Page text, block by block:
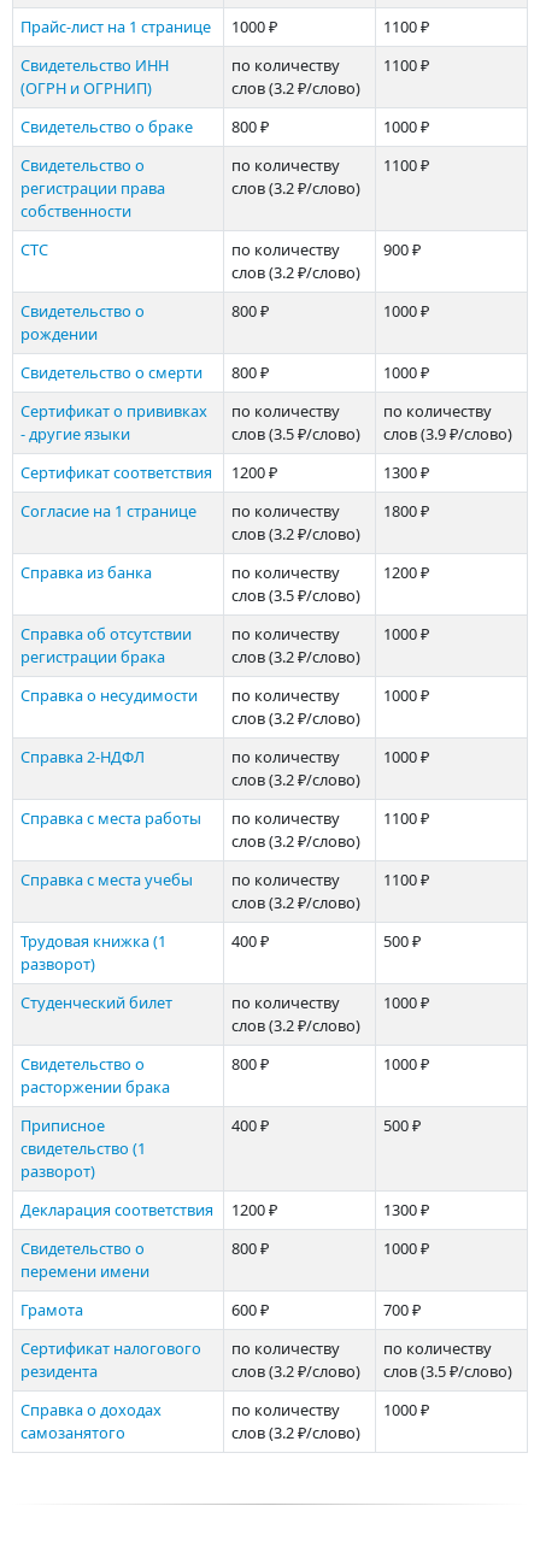
Прайс-лист на 1 странице 1000 ₽
1100 ₽
Свидетельство ИНН
(ОГРН и ОГРНИП)
по количеству
слов(3.2 ₽/слово)
1100 ₽
Свиде­тельство о браке 800 ₽
1000 ₽
Свиде­тельство о
регистрации права
собственности
по количеству
слов(3.2 ₽/слово)
1100 ₽
СТС
по количеству
слов(3.2 ₽/слово)
900 ₽
Свиде­тельство о
рождении
800 ₽ 1000 ₽
Свиде­тельство о смерти 800 ₽
1000 ₽
Сертификат о прививках
- другие языки
по количеству
слов(3.5 ₽/слово)
по количеству
слов(3.9 ₽/слово)
Сертификат соответствия
1200 ₽
1300 ₽
Согласие на 1 странице
по количеству
слов(3.2 ₽/слово)
1800 ₽
Справка из банка
по количеству
слов(3.5 ₽/слово)
1200 ₽
Справка об отсутствии
регистрации брака
по количеству
слов(3.2 ₽/слово)
1000 ₽
Справка о несудимости
по количеству
слов(3.2 ₽/слово)
1000 ₽
Справка 2-НДФЛ
по количеству
слов(3.2 ₽/слово)
1000 ₽
Справка с места работы
по количеству
слов(3.2 ₽/слово)
1100 ₽
Справка с места учебы
по количеству
слов(3.2 ₽/слово)
1100 ₽
Трудовая книжка (1
разворот)
400 ₽ 500 ₽
Студенческий билет
по количеству
слов(3.2 ₽/слово)
1000 ₽
Свиде­тельство о
расторжении брака
800 ₽ 1000 ₽
Приписное
свидетельство (1
разворот)
400 ₽ 500 ₽
Декларация соответствия 1200 ₽
1300 ₽
Свидетельство о
перемени имени
800 ₽ 1000 ₽
Грамота 600 ₽
700 ₽
Сертификат налогового
резидента
по количеству
слов(3.2 ₽/слово)
по количеству
слов(3.5 ₽/слово)
Справка о доходах
самозанятого
по количеству
слов(3.2 ₽/слово)
1000 ₽